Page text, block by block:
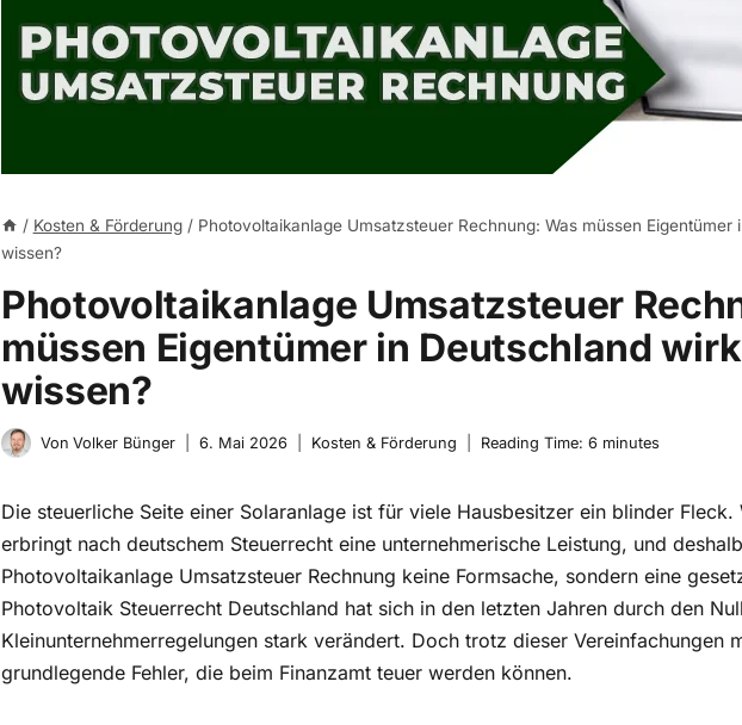
/ Kosten & Förderung / Photovoltaikanlage Umsatzsteuer Rechnung: Was müssen Eigentümer
wissen?
Photovoltaikanlage Umsatzsteuer
müssen Eigentümer in Deutschland
wissen?
Von Volker Bünger 6. Mai 2026 Kosten & Förderung Reading Time: 6 minutes
Die steuerliche Seite einer Solaranlage ist für viele Hausbesitzer ein blinder Fleck.
erbringt nach deutschem Steuerrecht eine unternehmerische Leistung, und
Photovoltaikanlage Umsatzsteuer Rechnung keine Formsache, sondern eine
Photovoltaik Steuerrecht Deutschland hat sich in den letzten Jahren durch den
Kleinunternehmerregelungen stark verändert. Doch trotz dieser Vereinfachungen
grundlegende Fehler, die beim Finanzamt teuer werden können.